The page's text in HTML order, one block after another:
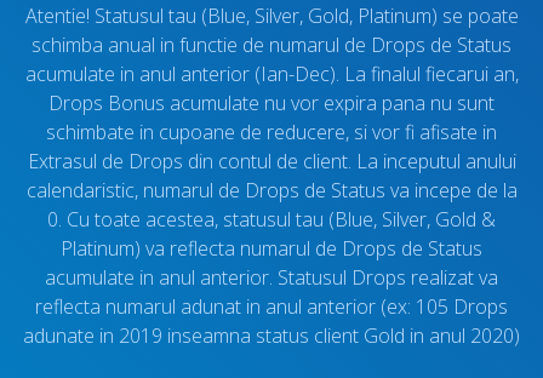
Atentie! Statusul tau (Blue, Silver, Gold, Platinum) se poate
schimba anual in functie de numarul de Drops de Status
acumulate in anul anterior (Ian-Dec). La finalul fiecarui an,
Drops Bonus acumulate nu vor expira pana nu sunt
schimbate in cupoane de reducere, si vor fi afisate in
Extrasul de Drops din contul de client. La inceputul anului
calendaristic, numarul de Drops de Status va incepe de la
0. Cu toate acestea, statusul tau (Blue, Silver, Gold &
Platinum) va reflecta numarul de Drops de Status
acumulate in anul anterior. Statusul Drops realizat va
reflecta numarul adunat in anul anterior (ex: 105 Drops
adunate in 2019 inseamna status client Gold in anul 2020)